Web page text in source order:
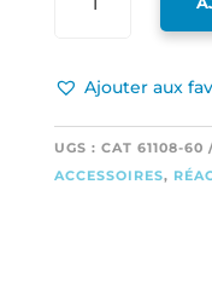
BATTERIE
P180NX,
P220RXI
Ajouter aux
UGS : CAT 61108-60
ACCESSOIRES,